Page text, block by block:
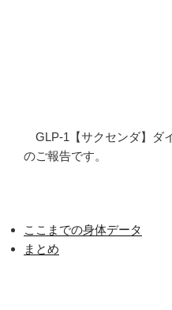
GLP-1【サクセンダ】ダ
のご報告です。
ここまでの身体データ
まとめ